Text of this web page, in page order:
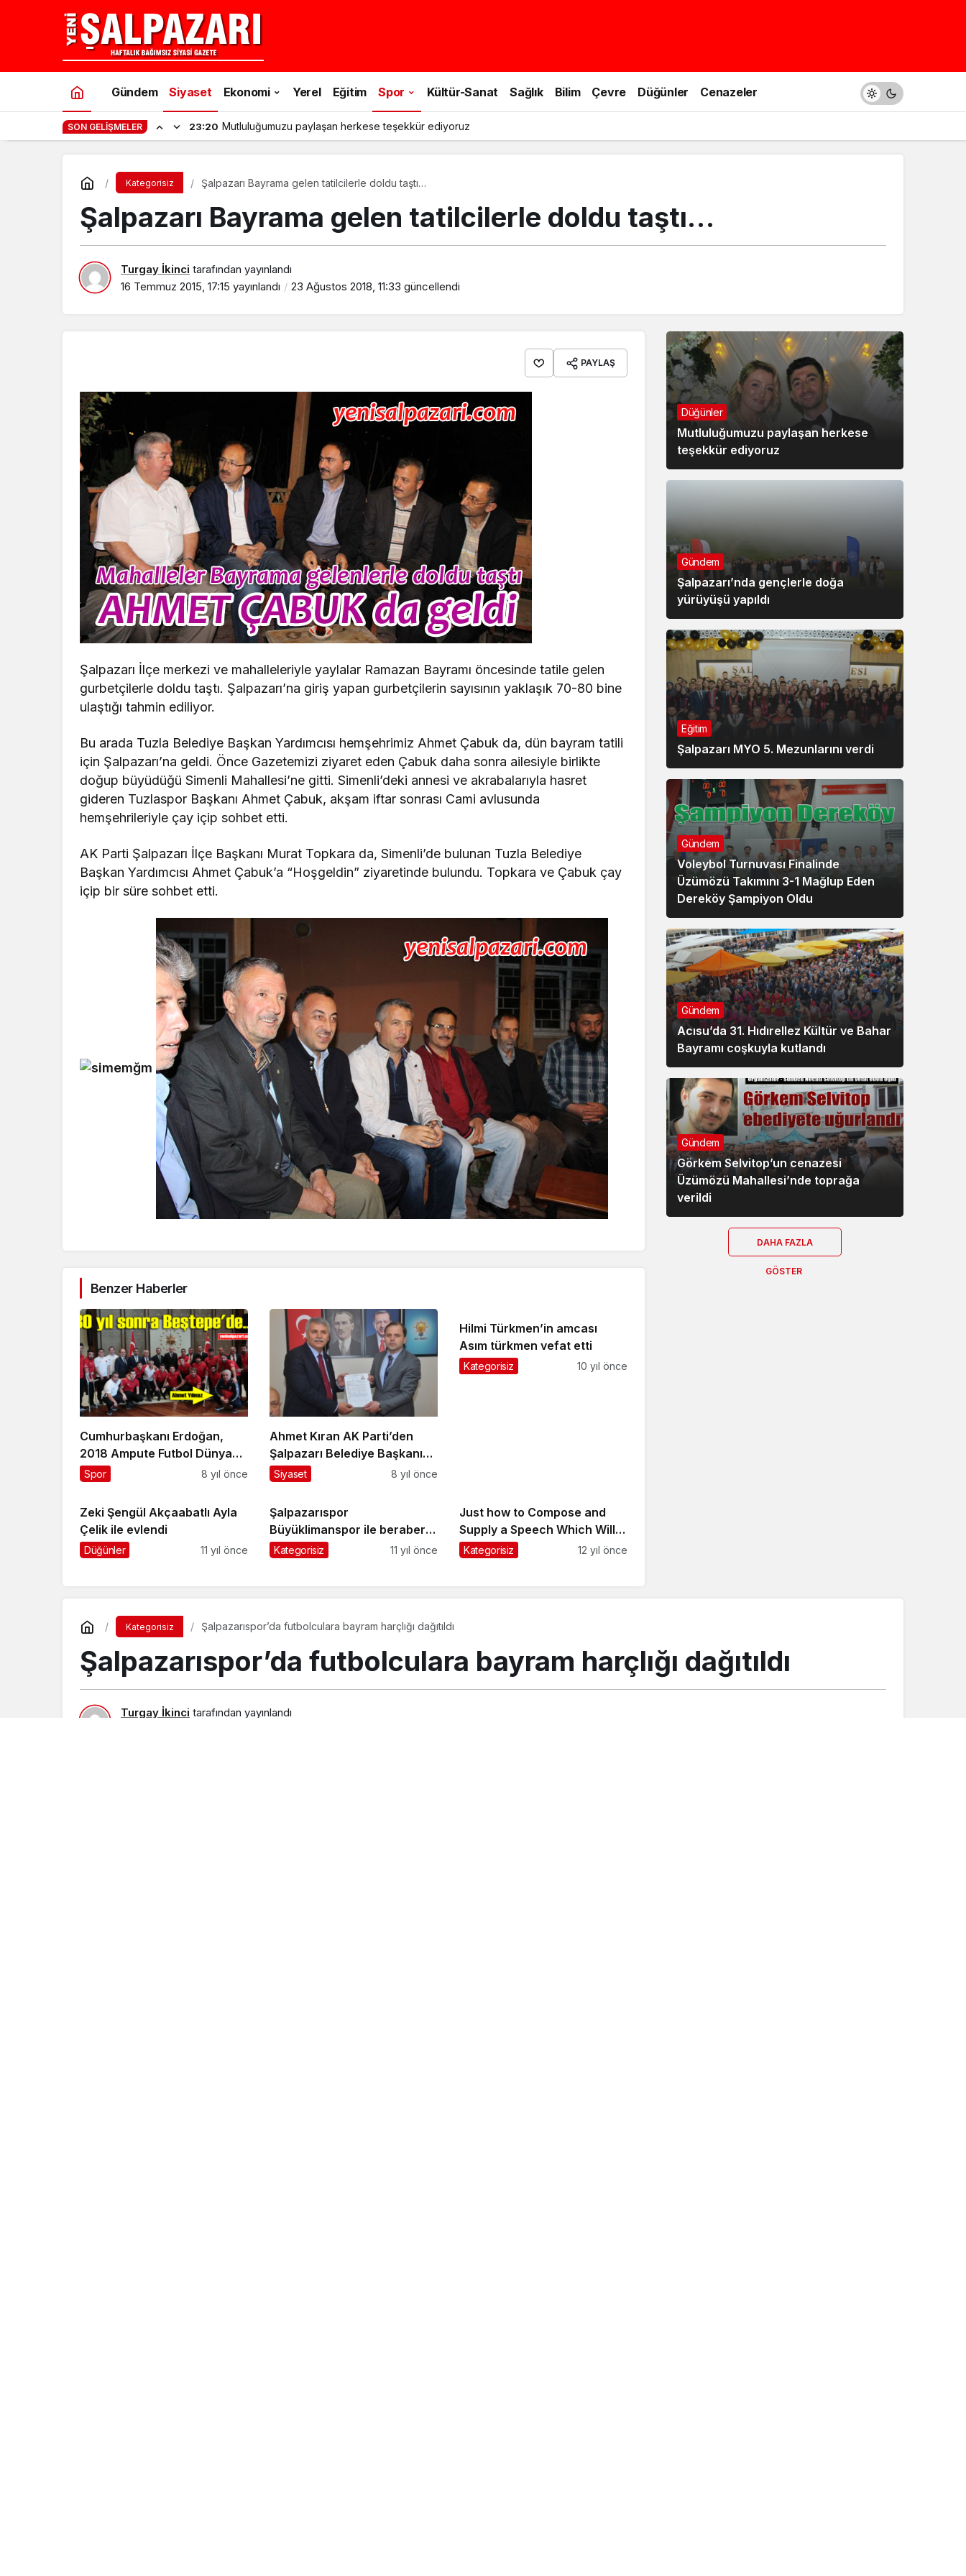
Gündem Siyaset Ekonomi Yerel Eğitim Spor Kültür-Sanat Sağlık Bilim Çevre Düğünler Cenazeler
SON GELIŞMELER 23:20 Mutluluğumuzu paylaşan herkese teşekkür ediyoruz
Kategorisiz Şalpazarı Bayrama gelen tatilcilerle doldu taştı…
Şalpazarı Bayrama gelen tatilcilerle doldu taştı…
Turgay İkinci tarafından yayınlandı
16 Temmuz 2015, 17:15 yayınlandı 23 Ağustos 2018, 11:33 güncellendi
PAYLAŞ
Şalpazarı İlçe merkezi ve mahalleleriyle yaylalar Ramazan Bayramı öncesinde tatile gelen
gurbetçilerle doldu taştı. Şalpazarı’na giriş yapan gurbetçilerin sayısının yaklaşık 70-80 bine
ulaştığı tahmin ediliyor.
Bu arada Tuzla Belediye Başkan Yardımcısı hemşehrimiz Ahmet Çabuk da, dün bayram tatili
için Şalpazarı’na geldi. Önce Gazetemizi ziyaret eden Çabuk daha sonra ailesiyle birlikte
doğup büyüdüğü Simenli Mahallesi’ne gitti. Simenli’deki annesi ve akrabalarıyla hasret
gideren Tuzlaspor Başkanı Ahmet Çabuk, akşam iftar sonrası Cami avlusunda
hemşehrileriyle çay içip sohbet etti.
AK Parti Şalpazarı İlçe Başkanı Murat Topkara da, Simenli’de bulunan Tuzla Belediye
Başkan Yardımcısı Ahmet Çabuk’a “Hoşgeldin” ziyaretinde bulundu. Topkara ve Çabuk çay
içip bir süre sohbet etti.
Benzer Haberler
Cumhurbaşkanı Erdoğan,
2018 Ampute Futbol Dünya
Kupası ikincisi Ampute Milli
Spor 8 yıl önce
Ahmet Kıran AK Parti’den
Şalpazarı Belediye Başkanı
Aday Adayı oldu
Siyaset 8 yıl önce
Hilmi Türkmen’in amcası
Asım türkmen vefat etti
Kategorisiz 10 yıl önce
Zeki Şengül Akçaabatlı Ayla
Çelik ile evlendi
Düğünler 11 yıl önce
Şalpazarıspor
Büyüklimanspor ile berabere
kaldı
Kategorisiz 11 yıl önce
Just how to Compose and
Supply a Speech Which Will
Get Consumers to You
Kategorisiz 12 yıl önce
Düğünler
Mutluluğumuzu paylaşan herkese
teşekkür ediyoruz
Gündem
Şalpazarı’nda gençlerle doğa
yürüyüşü yapıldı
Eğitim
Şalpazarı MYO 5. Mezunlarını verdi
Gündem
Voleybol Turnuvası Finalinde
Üzümözü Takımını 3-1 Mağlup Eden
Dereköy Şampiyon Oldu
Gündem
Acısu’da 31. Hıdırellez Kültür ve Bahar
Bayramı coşkuyla kutlandı
Gündem
Görkem Selvitop’un cenazesi
Üzümözü Mahallesi’nde toprağa
verildi
DAHA FAZLA
GÖSTER
Kategorisiz Şalpazarıspor’da futbolculara bayram harçlığı dağıtıldı
Şalpazarıspor’da futbolculara bayram harçlığı dağıtıldı
Turgay İkinci tarafından yayınlandı